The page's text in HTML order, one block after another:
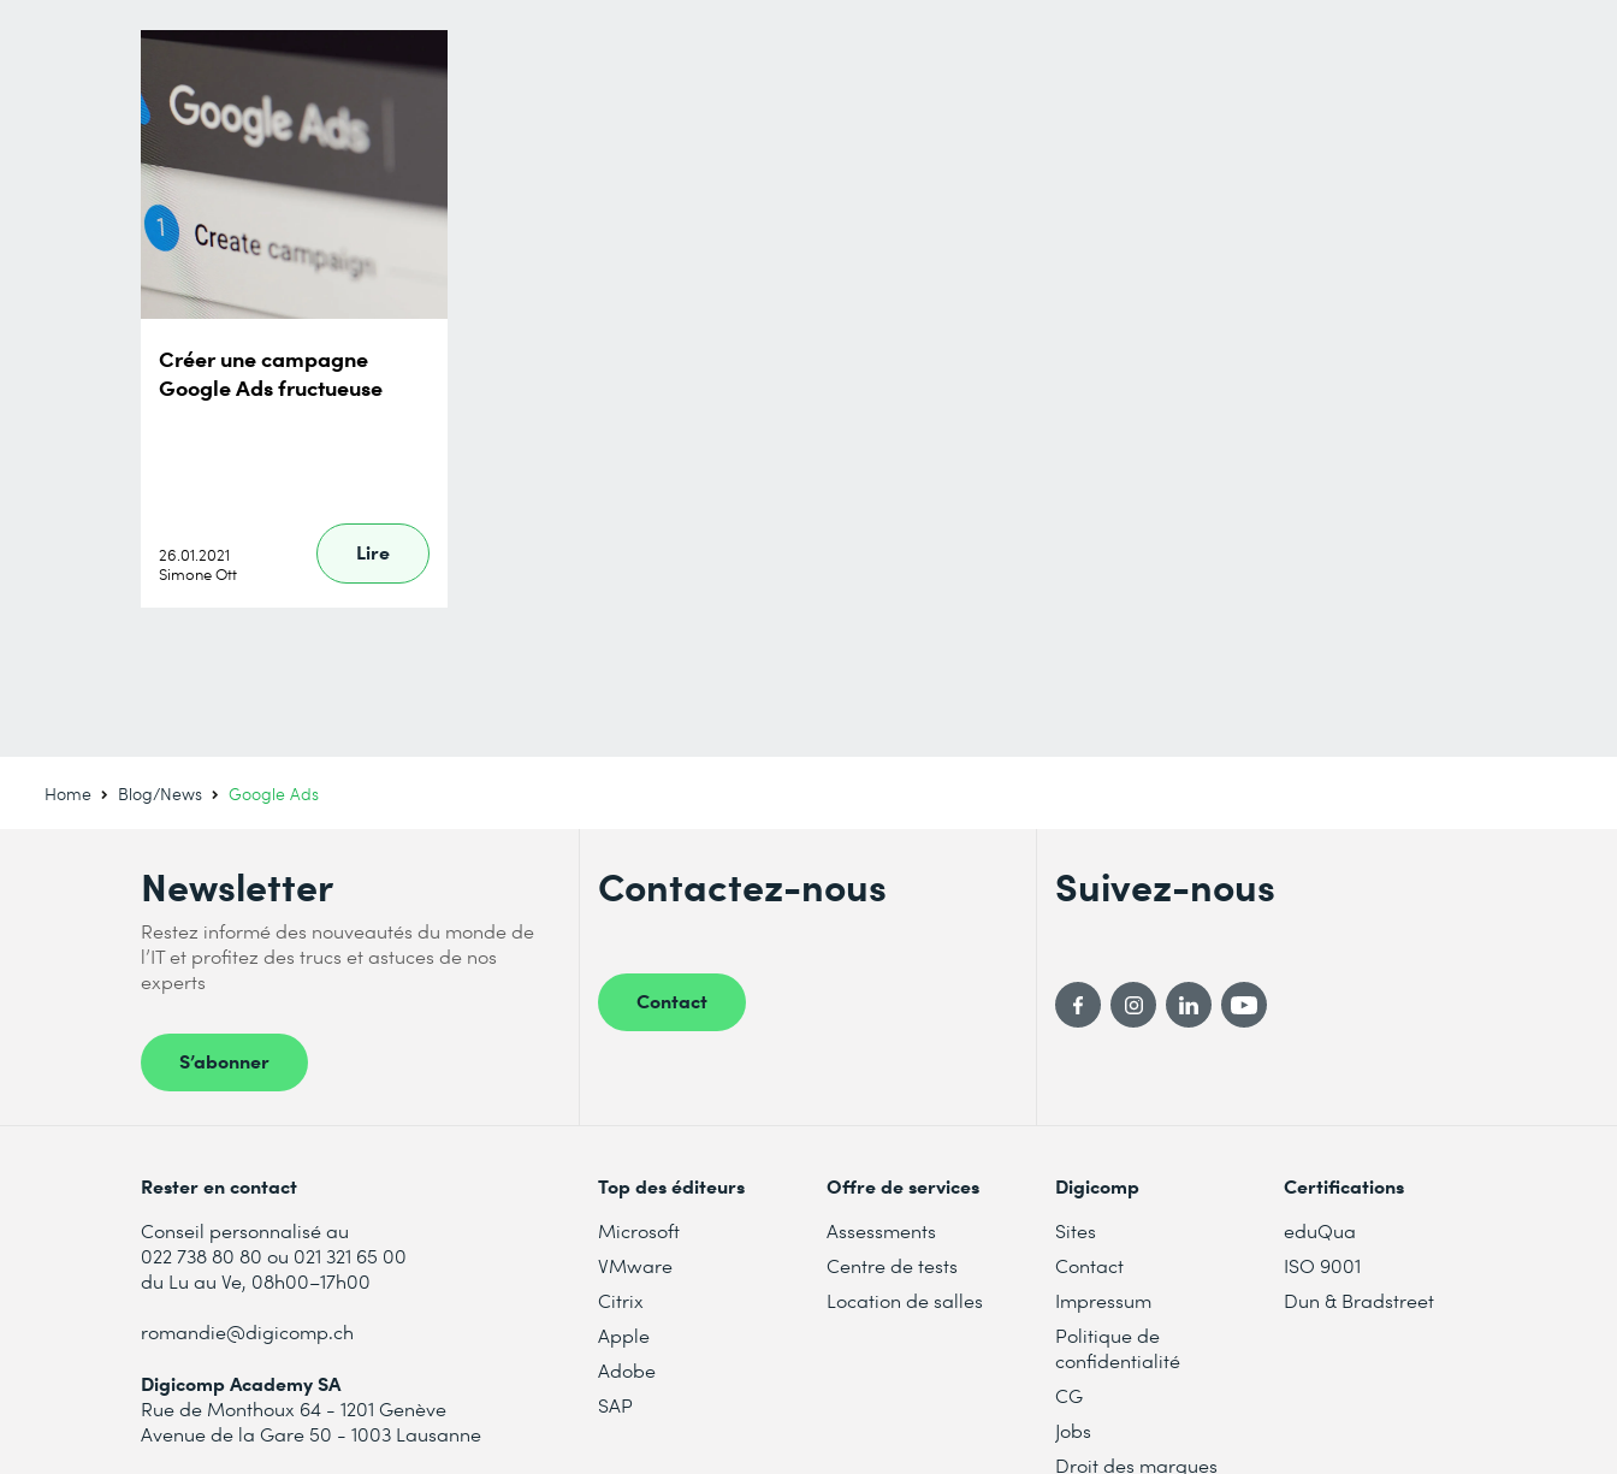
Créer une campagne
Google Ads fructueuse
26.01.2021
Simone Ott
Lire
Home Blog/News Google Ads
Newsletter
Restez informé des nouveautés du monde de
l’IT et profitez des trucs et astuces de nos
experts
S’abonner
Contactez-nous
Contact
Suivez-nous
Rester en contact
Conseil personnalisé au
022 738 80 80 ou 021 321 65 00
du Lu au Ve, 08h00–17h00
romandie@digicomp.ch
Digicomp Academy SA
Rue de Monthoux 64 - 1201 Genève
Avenue de la Gare 50 - 1003 Lausanne
Top des éditeurs
Microsoft
VMware
Citrix
Apple
Adobe
SAP
Offre de services
Assessments
Centre de tests
Location de salles
Digicomp
Sites
Contact
Impressum
Politique de
confidentialité
CG
Jobs
Droit des marques
Certifications
eduQua
ISO 9001
Dun & Bradstreet